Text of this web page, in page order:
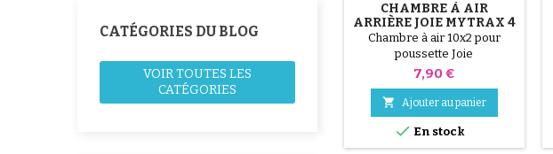
(36 avis)
CATÉGORIES DU BLOG
VOIR TOUTES LES
CATÉGORIES
CHAMBRE À AIR
ARRIÈRE JOIE MYTRAX 4
AIR - LITETRAX
Chambre à air 10x2 pour
poussette Joie
Prix
7,90 €
 Ajouter au panier
 En stock